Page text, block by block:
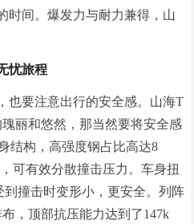
时间。爆发力与耐力兼得，山
忧旅程
也要注意出行的安全感。山海T
丽和悠然，那当然要将安全感
结构，高强度钢占比高达8
可有效分散撞击压力。车身扭
到撞击时变形小，更安全。列阵
，顶部抗压能力达到了147k